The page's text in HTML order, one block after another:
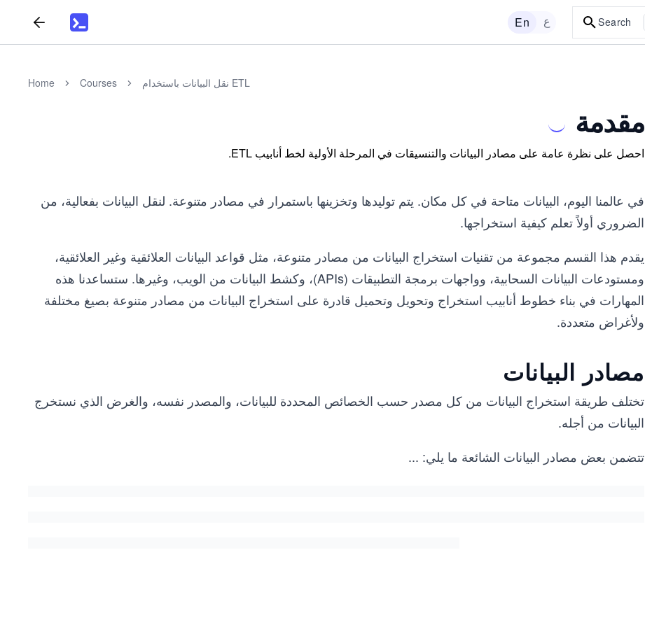
En ع Search
Home Courses نقل البيانات باستخدام ETL
مقدمة
احصل على نظرة عامة على مصادر البيانات والتنسيقات في المرحلة الأولية لخط أنابيب ETL.
في عالمنا اليوم، البيانات متاحة في كل مكان. يتم توليدها وتخزينها باستمرار في مصادر متنوعة. لنقل البيانات بفعالية، من
الضروري أولاً تعلم كيفية استخراجها.
يقدم هذا القسم مجموعة من تقنيات استخراج البيانات من مصادر متنوعة، مثل قواعد البيانات العلائقية وغير العلائقية،
ومستودعات البيانات السحابية، وواجهات برمجة التطبيقات (APIs)، وكشط البيانات من الويب، وغيرها. ستساعدنا هذه
المهارات في بناء خطوط أنابيب استخراج وتحويل وتحميل قادرة على استخراج البيانات من مصادر متنوعة بصيغ مختلفة
ولأغراض متعددة.
مصادر البيانات
تختلف طريقة استخراج البيانات من كل مصدر حسب الخصائص المحددة للبيانات، والمصدر نفسه، والغرض الذي نستخرج
البيانات من أجله.
تتضمن بعض مصادر البيانات الشائعة ما يلي: ...